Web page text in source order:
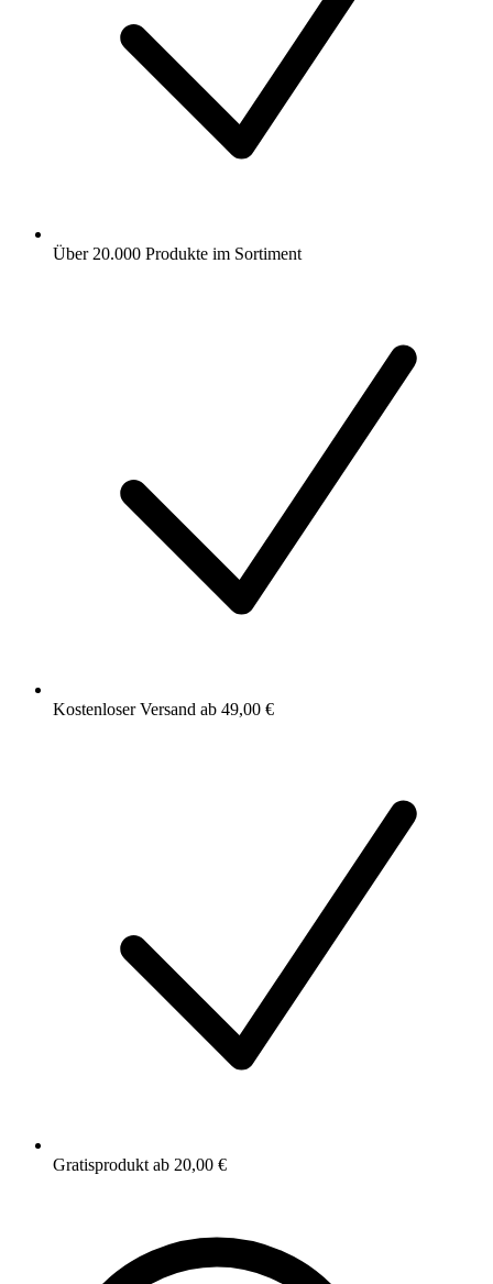
Über 20.000 Produkte im Sortiment
Kostenloser Versand ab 49,00 €
Gratisprodukt ab 20,00 €